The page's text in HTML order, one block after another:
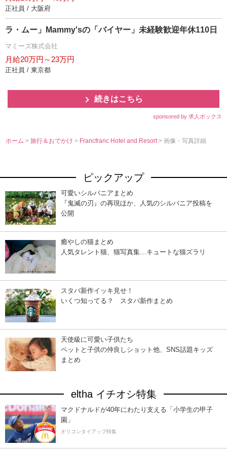
正社員 / 大阪府
ラ・ムー」Mammy'sの「バイヤー」未経験歓迎年休110日
マミーズ株式会社
月給20万円～23万円
正社員 / 東京都
続きはこちら
sponsored by 求人ボックス
ホーム >旅行＆おでかけ> Francfranc Hotel and Resort> 画像・写真詳細
ピックアップ
可愛いシルバニアまとめ
『鬼滅の刃』の再現ほか、人気のシルバニア投稿を
公開
癒やしの猫まとめ
人気タレント猫、猫写真集…キュートな猫ズラリ
スタバ新作イッキ見せ！
いくつ知ってる？ スタバ新作まとめ
天使級に可愛い子供たち
ペットと子供の仲良しショット他、SNS話題キッズ
まとめ
eltha イチオシ特集
マクドナルドが40年にわたり支える「小学生の甲子
園」
オリコンタイアップ特集